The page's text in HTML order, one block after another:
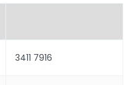
3411 7916